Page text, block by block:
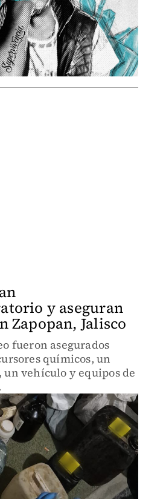
y aseguran
Zapopan, Jalisco
fueron asegurados
químicos, un
un vehículo y equipos de